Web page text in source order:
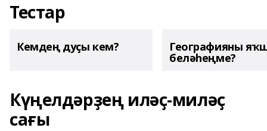
Тестар
Кемдең дуҫы кем? Географияны
беләһеңме?
Күңелдәрҙең иләҫ-миләҫ
сағы